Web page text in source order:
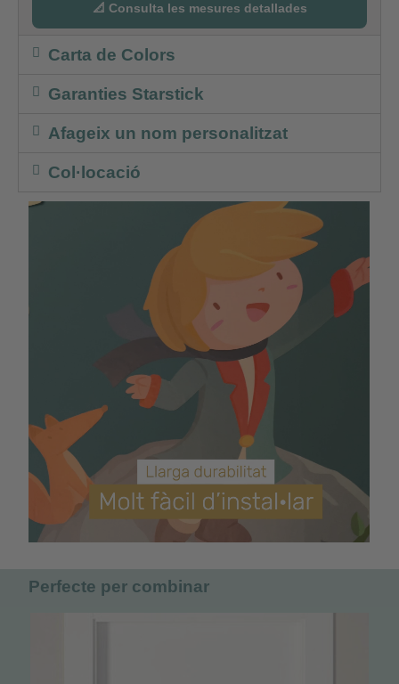
📐 Consulta les mesures detallades
Carta de Colors
Garanties Starstick
Afageix un nom personalitzat
Col·locació
Perfecte per combinar